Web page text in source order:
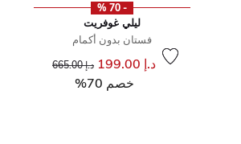
- 70 %
ليلي غوفريت
فستان بدون أكمام
د.إ 199.00 سعر مخفض مند.إ 665.00
خصم 70%